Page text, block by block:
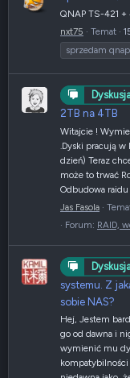
QNAP TS-421 +
nxt75
Temat
sprzedam qnap
2TB na 4TB
Witajcie !
.Dyski pracują w
dzień) Teraz
może to trwać
Odbudowa raidu
Jas Fasola
Forum: RAID,
systemu. Z
sobie NAS?
Hej, Jestem
go od dawna i
wymienić mu